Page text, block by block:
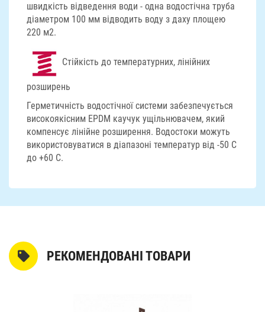
швидкість відведення води - одна водостічна труба
діаметром 100 мм відводить воду з даху площею
220 м2.
Стійкість до температурних, лінійних
розширень
Герметичність водостічної системи забезпечується
високоякісним EPDM каучук ущільнювачем, який
компенсує лінійне розширення. Водостоки можуть
використовуватися в діапазоні температур від -50 С
до +60 С.
РЕКОМЕНДОВАНІ ТОВАРИ